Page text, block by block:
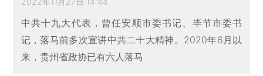
中共十九大代表，曾任安顺市委书记、毕节市委书
记，落马前多次宣讲中共二十大精神。2020年6月以
来，贵州省政协已有六人落马